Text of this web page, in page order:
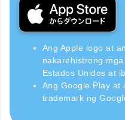
Ang Apple logo at
nakarehistrong
Estados Unidos at
Ang Google Play at
trademark ng